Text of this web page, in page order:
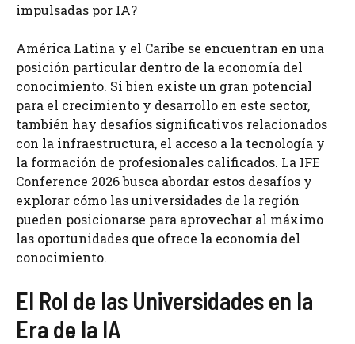
impulsadas por IA?
América Latina y el Caribe se encuentran en una
posición particular dentro de la economía del
conocimiento. Si bien existe un gran potencial
para el crecimiento y desarrollo en este sector,
también hay desafíos significativos relacionados
con la infraestructura, el acceso a la tecnología y
la formación de profesionales calificados. La IFE
Conference 2026 busca abordar estos desafíos y
explorar cómo las universidades de la región
pueden posicionarse para aprovechar al máximo
las oportunidades que ofrece la economía del
conocimiento.
El Rol de las Universidades en la
Era de la IA